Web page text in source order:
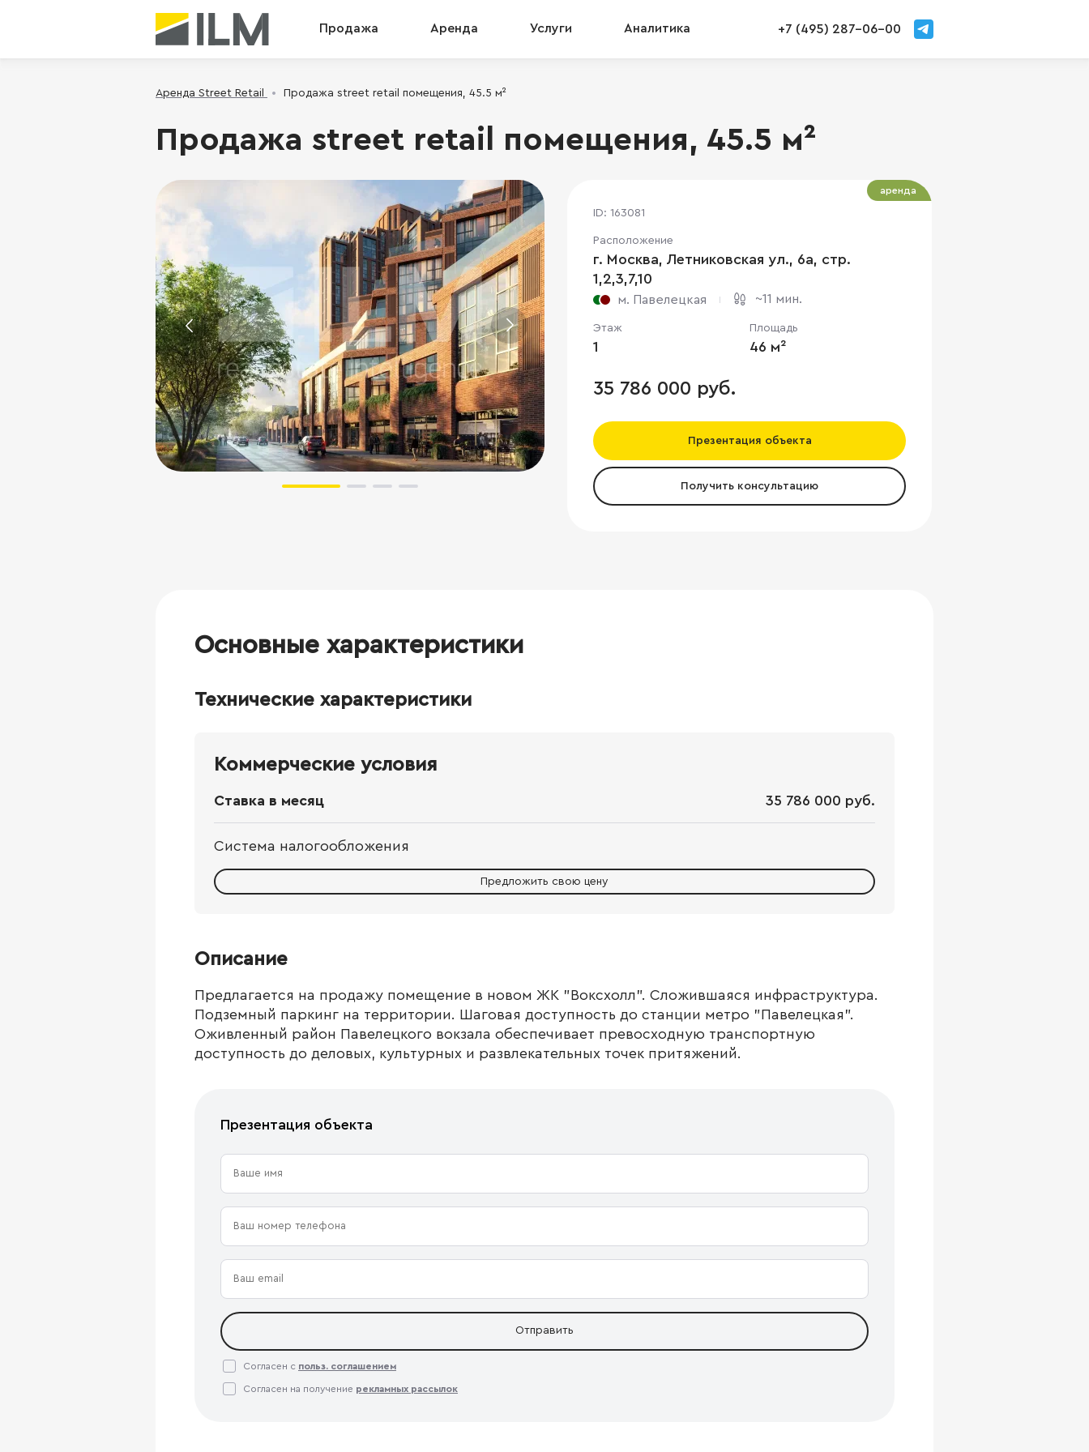
Продажа Аренда Услуги Аналитика +7 (495) 287-06-00
Аренда Street Retail Продажа street retail помещения, 45.5 м²
Продажа street retail помещения, 45.5 м²
ID: 163081
Расположение
г. Москва, Летниковская ул., 6а, стр.
1,2,3,7,10
м. Павелецкая ~11 мин.
Этаж
1
Площадь
46 м²
35 786 000 руб.
Презентация объекта
Получить консультацию
аренда
Основные характеристики
Технические характеристики
Коммерческие условия
Ставка в месяц 35 786 000 руб.
Система налогообложения
Предложить свою цену
Описание
Предлагается на продажу помещение в новом ЖК "Воксхолл". Сложившаяся инфраструктура.
Подземный паркинг на территории. Шаговая доступность до станции метро "Павелецкая".
Оживленный район Павелецкого вокзала обеспечивает превосходную транспортную
доступность до деловых, культурных и развлекательных точек притяжений.
Презентация объекта
Отправить
Согласен с польз. соглашением
Согласен на получение рекламных рассылок